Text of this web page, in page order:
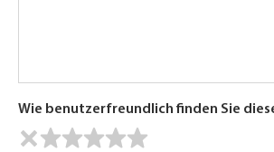
Wie benutzerfreundlich finden Sie